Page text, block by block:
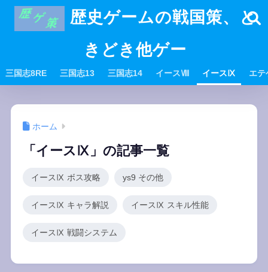
歴史ゲームの戦国策、と
きどき他ゲー
三国志8RE 三国志13 三国志14 イースⅧ イースⅨ エテ
ホーム
「イースⅨ」の記事一覧
イースⅨ ボス攻略 ys9 その他
イースⅨ キャラ解説 イースⅨ スキル性能
イースⅨ 戦闘システム